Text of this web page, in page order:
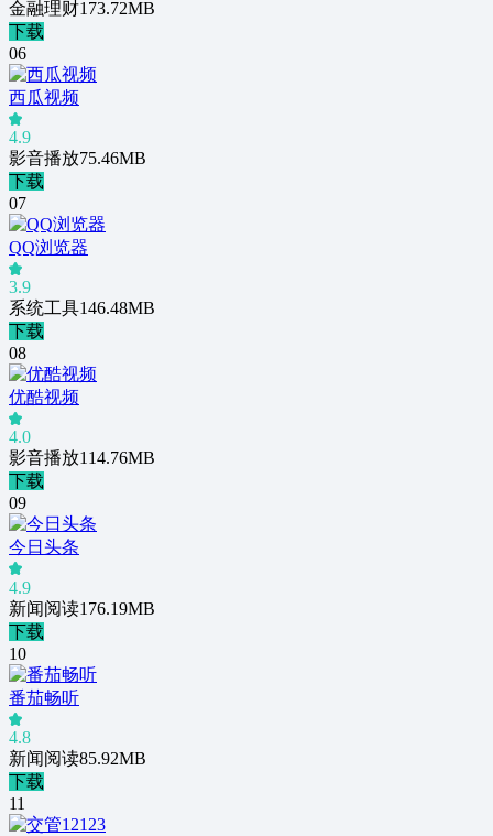
金融理财173.72MB
下载
06
西瓜视频
4.9
影音播放75.46MB
下载
07
QQ浏览器
3.9
系统工具146.48MB
下载
08
优酷视频
4.0
影音播放114.76MB
下载
09
今日头条
4.9
新闻阅读176.19MB
下载
10
番茄畅听
4.8
新闻阅读85.92MB
下载
11